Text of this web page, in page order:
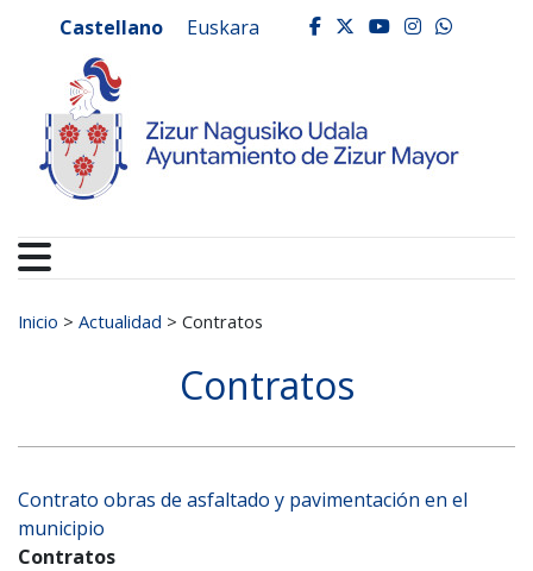
Ayuntamiento de
Castellano Euskara facebook
twitter
youtube
Buscar:
Inicio > Actualidad > Contratos
Contratos
Contrato obras de asfaltado y pavimentación en el
municipio
Contratos